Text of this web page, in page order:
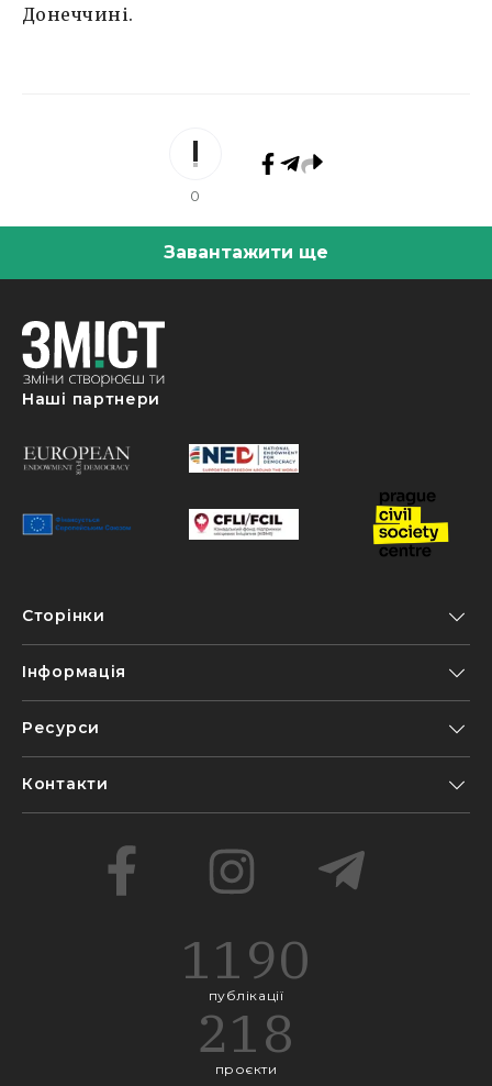
Донеччині.
0
Завантажити ще
Наші партнери
Сторінки
Інформація
Ресурси
Контакти
1190
публікації
218
проєкти